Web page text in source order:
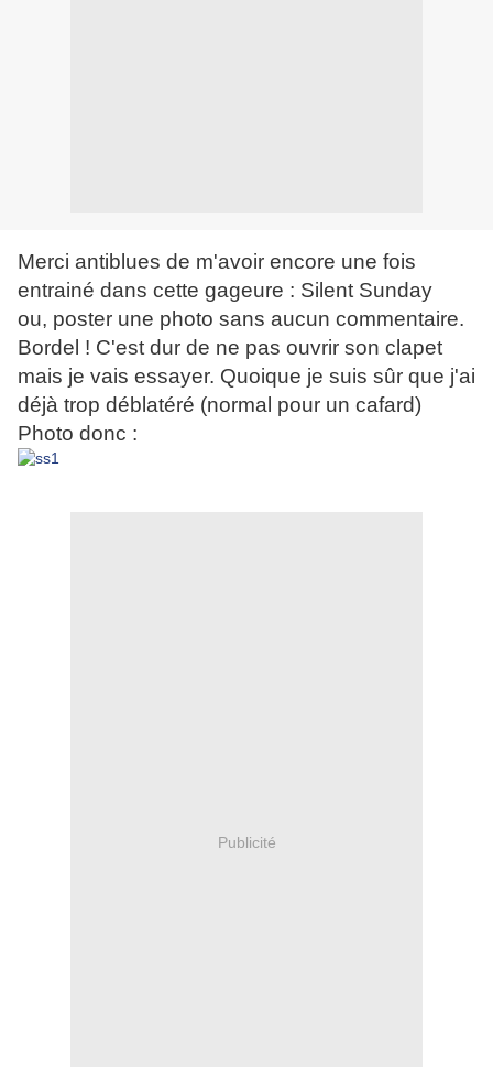
Merci antiblues de m'avoir encore une fois
entrainé dans cette gageure : Silent Sunday
ou, poster une photo sans aucun commentaire.
Bordel ! C'est dur de ne pas ouvrir son clapet
mais je vais essayer. Quoique je suis sûr que j'ai
déjà trop déblatéré (normal pour un cafard)
Photo donc :
Publicité